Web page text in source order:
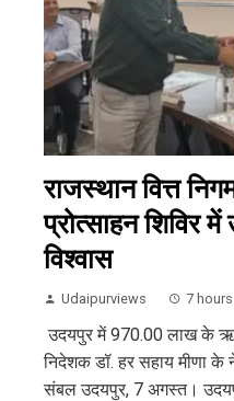
राजस्थान वित्त
प्रोत्साहन शिविर में
विश्वास
Udaipurviews 7
उदयपुर में 970.00 लाख के
निदेशक डॉ. हर सहाय मीणा के
संबल उदयपुर, 7 अगस्त।